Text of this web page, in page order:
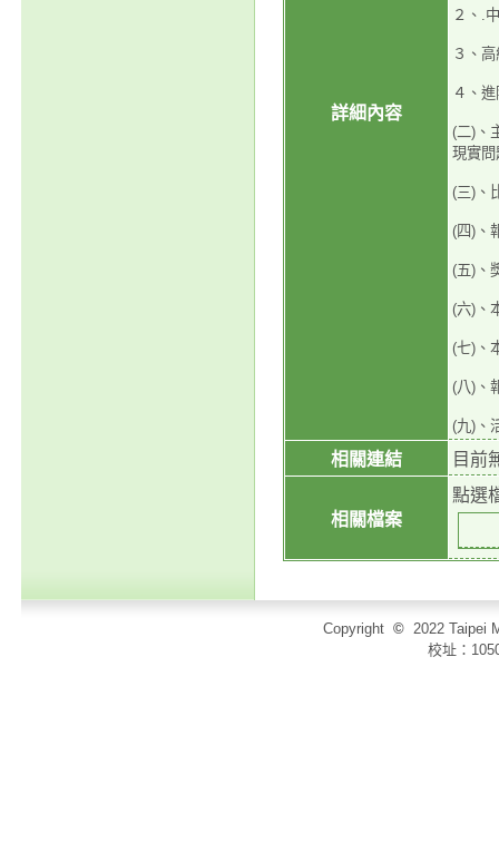
詳細內容
２、.
３、
４、
(二)、
現實問
(三)、
(四)、
(五)、
(六)、
(七)、
(八)、
(九)、
相關連結 目前
相關檔案
點選
Copyright © 2022 Taipei
校址：